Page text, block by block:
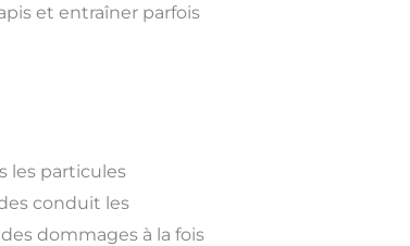
et entraîner parfois
les particules
conduit les
dommages à la fois